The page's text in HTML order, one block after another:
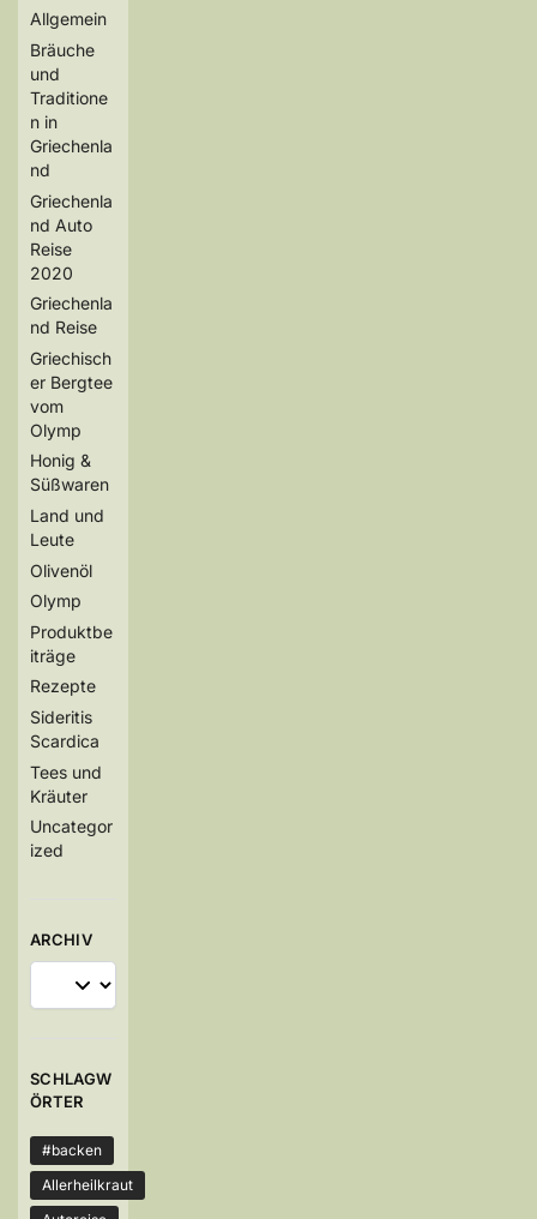
Allgemein
Bräuche
und
Traditione
n in
Griechenla
nd
Griechenla
nd Auto
Reise
2020
Griechenla
nd Reise
Griechisch
er Bergtee
vom
Olymp
Honig &
Süßwaren
Land und
Leute
Olivenöl
Olymp
Produktbe
iträge
Rezepte
Sideritis
Scardica
Tees und
Kräuter
Uncategor
ized
ARCHIV
SCHLAGW
ÖRTER
#backen
Allerheilkraut